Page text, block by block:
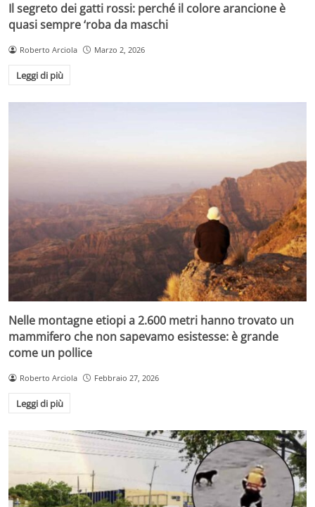
Il segreto dei gatti rossi: perché il colore arancione è
quasi sempre ‘roba da maschi
Roberto Arciola Marzo 2, 2026
Leggi di più
Nelle montagne etiopi a 2.600 metri hanno trovato un
mammifero che non sapevamo esistesse: è grande
come un pollice
Roberto Arciola Febbraio 27, 2026
Leggi di più